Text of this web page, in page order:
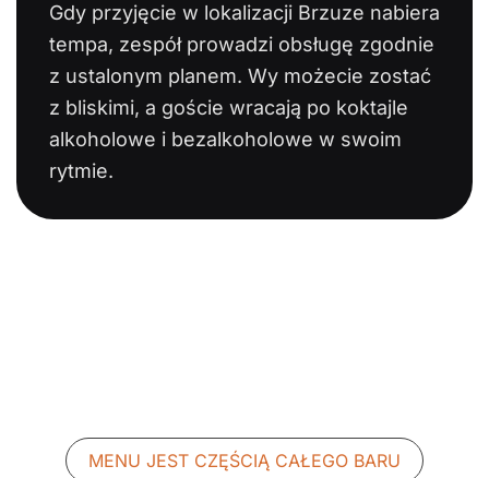
Gdy przyjęcie w lokalizacji Brzuze nabiera
tempa, zespół prowadzi obsługę zgodnie
z ustalonym planem. Wy możecie zostać
z bliskimi, a goście wracają po koktajle
alkoholowe i bezalkoholowe w swoim
rytmie.
MENU JEST CZĘŚCIĄ CAŁEGO BARU